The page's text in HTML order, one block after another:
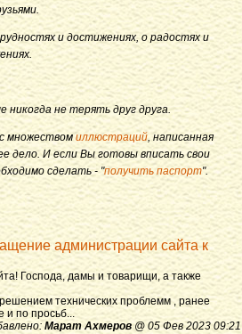
и достижениях, о радостях и
не терять друг друга.
множествомиллюстраций , написанная
дело. И если Вы готовы вписать свои
сделать - "получить паспорт".
администрации сайта к
Господа, дамы и товарищи, а также
технических проблемм , ранее
и по просьб...
Марат Ахмеров@ 05 Фев 2023 09:21